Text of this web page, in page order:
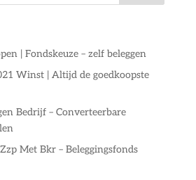
| Fondskeuze – zelf beleggen
Winst | Altijd de goedkoopste
Bedrijf – Converteerbare
Met Bkr – Beleggingsfonds